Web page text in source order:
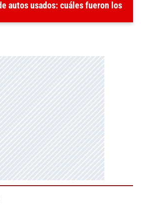
autos usados: cuáles fueron los